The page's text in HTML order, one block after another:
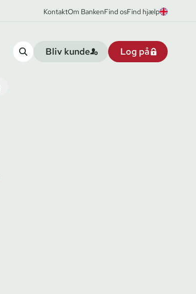
KontaktOm BankenFind osFind hjælp
Bliv kunde Log på